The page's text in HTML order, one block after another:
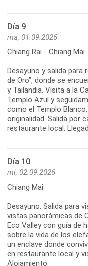
Día 9
ma, 01.09.2026
Chiang Rai - Chiang Mai
Desayuno y salida para
de Oro”, donde se
y Tailandia. Visita a la
Templo Azul y
como el Templo
originalidad. Salida por
Día 10
mi, 02.09.2026
Chiang Mai
Desayuno. Salida para
vistas panorámicas de
Eco Valley con guía de
sobre la vida de los
un enclave donde
en restaurante local y